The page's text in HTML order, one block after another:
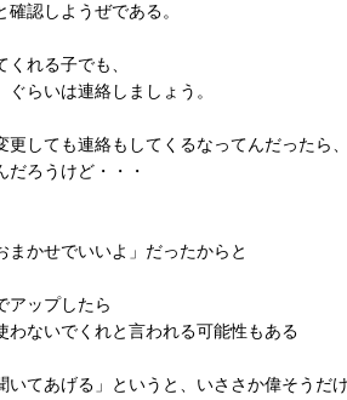
認しようぜである。
れる子でも、
らいは連絡しましょう。
しても連絡もしてくるなってんだったら、
だろうけど・・・
まかせでいいよ」だったからと
アップしたら
ないでくれと言われる可能性もある
てあげる」というと、いささか偉そうだけ